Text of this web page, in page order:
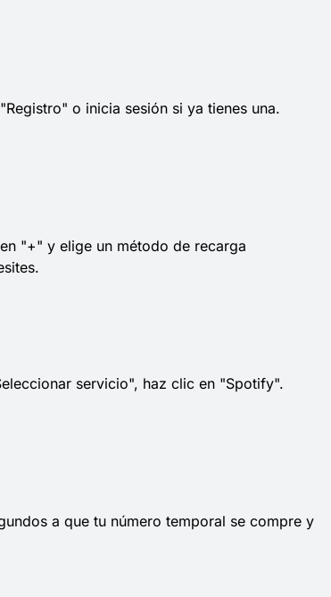
o inicia sesión si ya tienes una.
"+" y elige un método de recarga
servicio", haz clic en "Spotify".
a que tu número temporal se compre y